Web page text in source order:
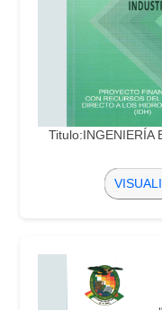
Titulo:INGENIERÍA